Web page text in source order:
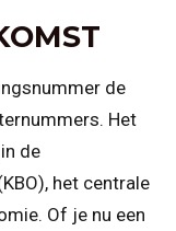
de
Het
de
het centrale
Of je nu een